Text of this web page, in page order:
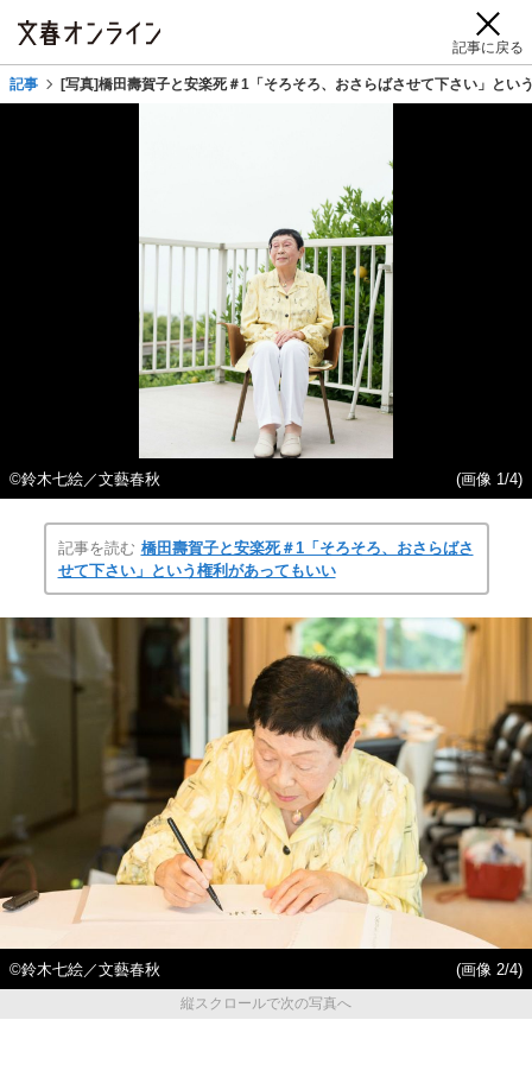
記事に戻る
記事 [写真]橋田壽賀子と安楽死＃1「そろそろ、おさらばさせて下さい」とい
©鈴木七絵／文藝春秋 (画像 1/4)
記事を読む 橋田壽賀子と安楽死＃1「そろそろ、おさらばさ
せて下さい」という権利があってもいい
©鈴木七絵／文藝春秋
(画像 2/4)
縦スクロールで次の写真へ